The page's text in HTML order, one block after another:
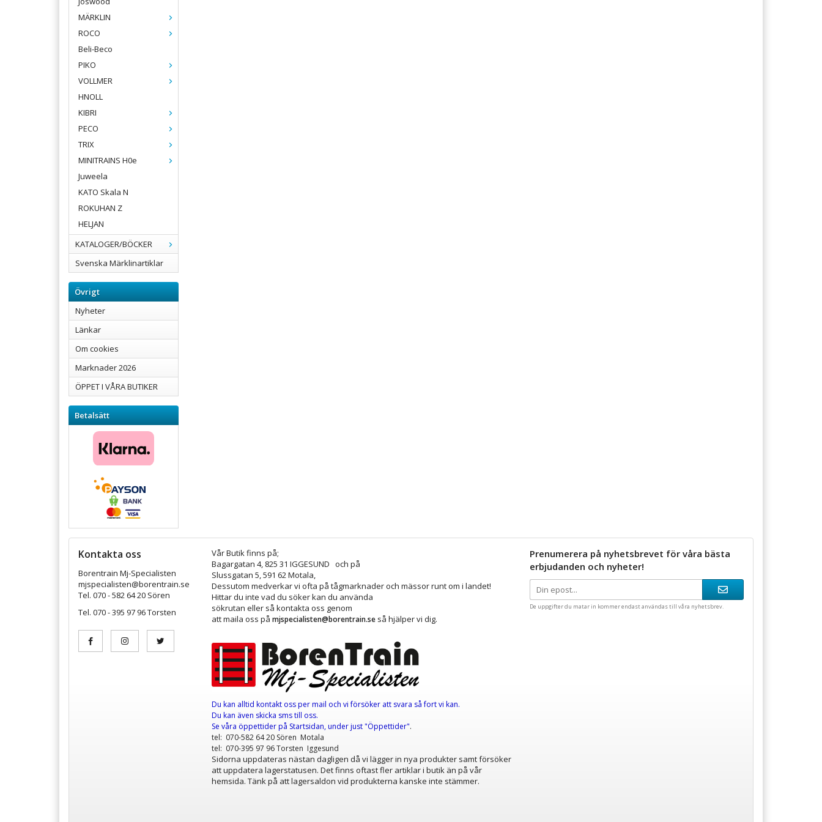
MÄRKLIN
ROCO
Beli-Beco
PIKO
VOLLMER
HNOLL
KIBRI
PECO
TRIX
MINITRAINS H0e
Juweela
KATO Skala N
ROKUHAN Z
HELJAN
KATALOGER/BÖCKER
Svenska Märklinartiklar
Övrigt
Nyheter
Länkar
Om cookies
Marknader 2026
ÖPPET I VÅRA BUTIKER
Betalsätt
Kontakta oss
Borentrain Mj-Specialisten
mjspecialisten@borentrain.se
Tel. 070 - 582 64 20 Sören
Tel. 070 - 395 97 96 Torsten
Vår Butik finns på;
Bagargatan 4, 825 31 IGGESUND och på
Slussgatan 5, 591 62 Motala,
Dessutom medverkar vi ofta på tågmarknader och mässor runt om i landet!
Hittar du inte vad du söker kan du använda
sökrutan eller så kontakta oss genom
att maila oss på mjspecialisten@borentrain.se så hjälper vi dig.
Du kan alltid kontakt oss per mail och vi försöker att svara så fort vi kan.
Du kan även skicka sms till oss.
Se våra öppettiderpå Startsidan, under just "Öppettider".
tel: 070-582 64 20 Sören Motala
tel: 070-395 97 96 Torsten Iggesund
Sidorna uppdateras nästan dagligen då vi lägger in nya produkter samt försöker
att uppdatera lagerstatusen. Det finns oftast fler artiklar i butik än på vår
hemsida. Tänk på att lagersaldon vid produkterna kanske inte stämmer.
Prenumerera på nyhetsbrevet för våra bästa
erbjudanden och nyheter!
De uppgifter du matar in kommer endast användas till våra nyhetsbrev.